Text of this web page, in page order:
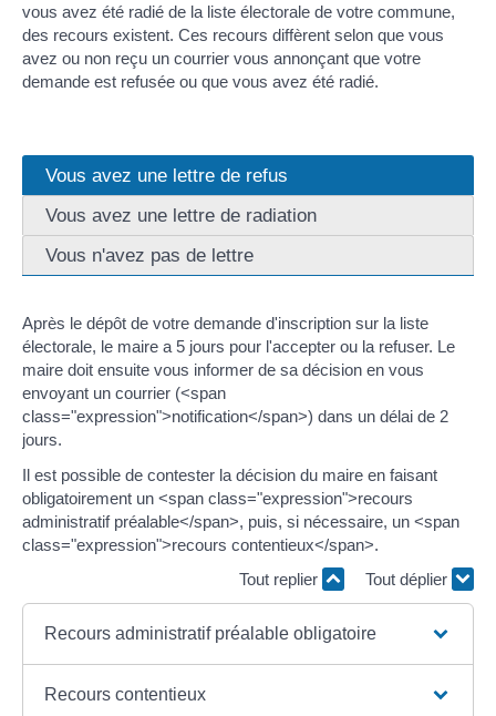
vous avez été radié de la liste électorale de votre commune,
des recours existent. Ces recours diffèrent selon que vous
avez ou non reçu un courrier vous annonçant que votre
demande est refusée ou que vous avez été radié.
Vous avez une lettre de refus
Vous avez une lettre de radiation
Vous n'avez pas de lettre
Après le dépôt de votre demande d'inscription sur la liste
électorale, le maire a 5 jours pour l'accepter ou la refuser. Le
maire doit ensuite vous informer de sa décision en vous
envoyant un courrier (<span
class="expression">notification</span>) dans un délai de 2
jours.
Il est possible de contester la décision du maire en faisant
obligatoirement un <span class="expression">recours
administratif préalable</span>, puis, si nécessaire, un <span
class="expression">recours contentieux</span>.
Tout replier
Tout déplier
Recours administratif préalable obligatoire
Recours contentieux